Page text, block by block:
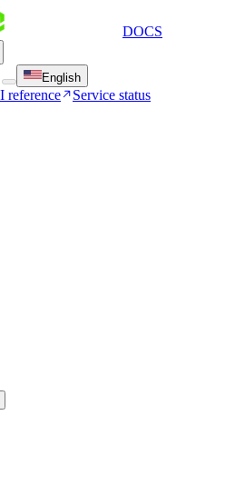
DOCS
English
reference Service status